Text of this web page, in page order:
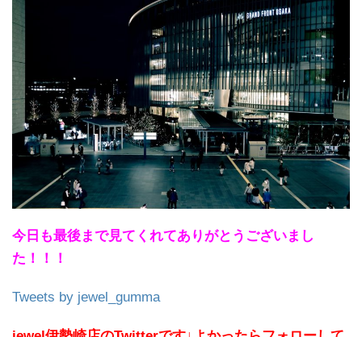
今日も最後まで見てくれてありがとうございまし
た！！！
Tweets by jewel_gumma